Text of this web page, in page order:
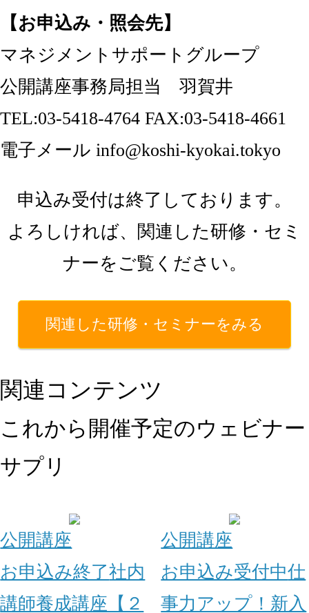
【お申込み・照会先】
マネジメントサポートグループ
公開講座事務局担当 羽賀井
TEL:03-5418-4764 FAX:03-5418-4661
電子メール info@koshi-kyokai.tokyo
申込み受付は終了しております。
よろしければ、関連した研修・セミ
ナーをご覧ください。
関連した研修・セミナーをみる
関連コンテンツ
これから開催予定のウェビナー
サプリ
公開講座
お申込み終了社内
講師養成講座【２
公開講座
お申込み受付中仕
事力アップ！新入